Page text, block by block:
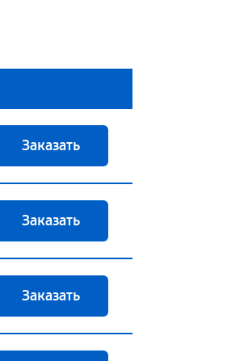
Заказать
Заказать
Заказать